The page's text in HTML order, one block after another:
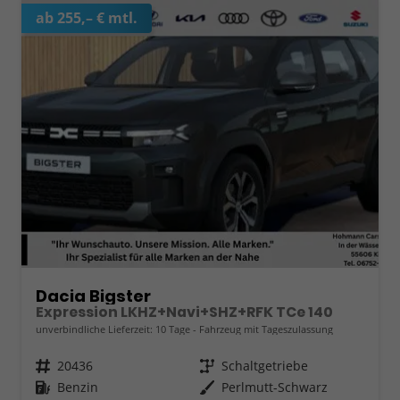
ab 255,– € mtl.
Dacia Bigster
Expression LKHZ+Navi+SHZ+RFK TCe 140
unverbindliche Lieferzeit: 10 Tage Fahrzeug mit Tageszulassung
Fahrzeugnr. 20436 Getriebe Schaltgetriebe
Kraftstoff Benzin Außenfarbe Perlmutt-Schwarz